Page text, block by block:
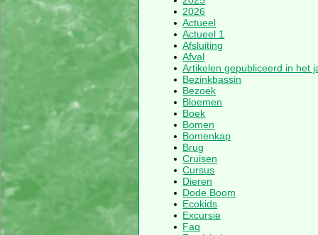
2026
Actueel
Actueel 1
Afsluiting
Afval
Artikelen gepubliceerd in het
Bezinkbassin
Bezoek
Bloemen
Boek
Bomen
Bomenkap
Brug
Cruisen
Cursus
Dieren
Dode Boom
Ecokids
Excursie
Faq